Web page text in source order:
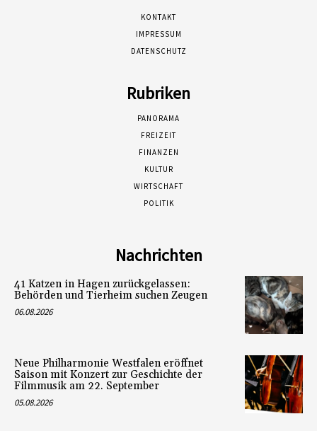
KONTAKT
IMPRESSUM
DATENSCHUTZ
Rubriken
PANORAMA
FREIZEIT
FINANZEN
KULTUR
WIRTSCHAFT
POLITIK
Nachrichten
41 Katzen in Hagen zurückgelassen:
Behörden und Tierheim suchen Zeugen
06.08.2026
Neue Philharmonie Westfalen eröffnet
Saison mit Konzert zur Geschichte der
Filmmusik am 22. September
05.08.2026